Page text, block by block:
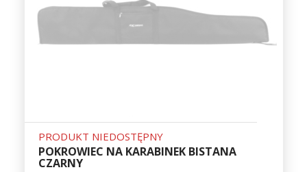
PRODUKT NIEDOSTĘPNY
POKROWIEC NA KARABINEK BISTANA
CZARNY